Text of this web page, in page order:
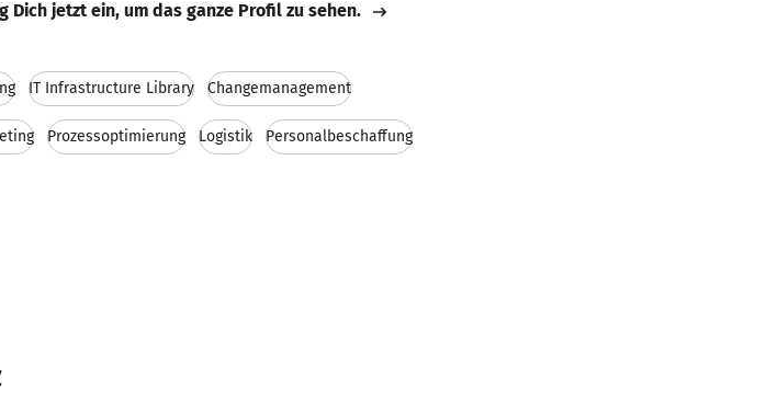
Dich jetzt ein, um das ganze Profil zu sehen.
IT Infrastructure Library Changemanagement
Prozessoptimierung Logistik Personalbeschaffung